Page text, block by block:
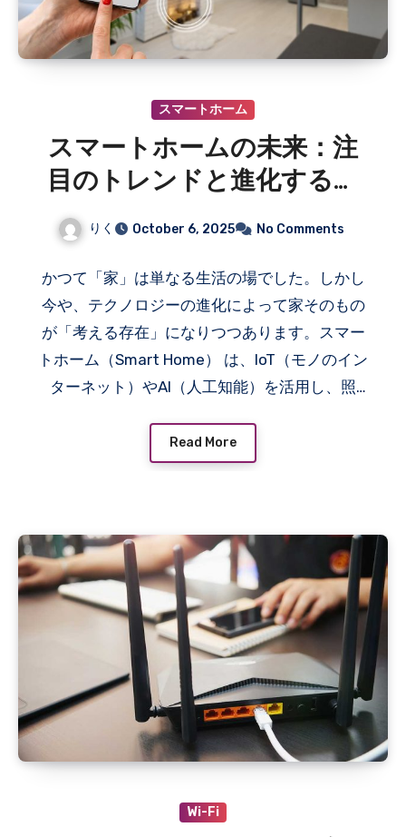
スマートホーム
スマートホームの未来：注
目のトレンドと進化するテ
りく October 6, 2025 No Comments
かつて「家」は単なる生活の場でした。しかし
今や、テクノロジーの進化によって家そのもの
が「考える存在」になりつつあります。スマー
トホーム（Smart Home） は、IoT（モノのイン
ターネット）やAI（人工知能）を活用し、照
的にコントロールする仕組みです。 スマートス
ピーカーやスマートプラグなどの登場により、
トレンドと今後の展望について詳しく解説しま
す。
Read More
Wi-Fi